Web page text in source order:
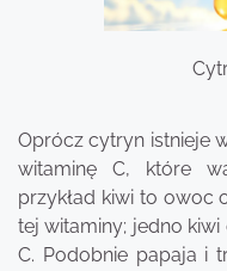
Oprócz cytryn istnieje
witaminę C, które
przykład kiwi to owoc
tej witaminy; jedno
C. Podobnie papaja i